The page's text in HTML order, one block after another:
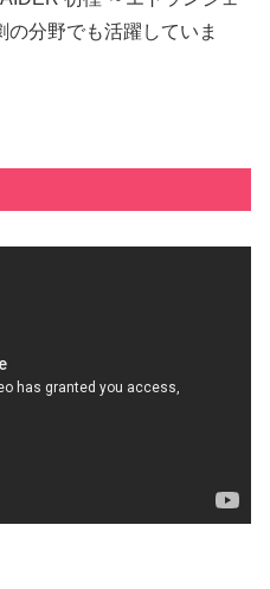
分野でも活躍していま